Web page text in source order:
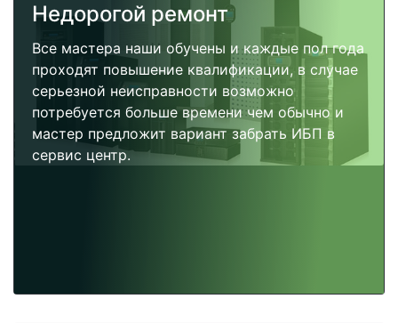
Недорогой ремонт
Все мастера наши обучены и каждые пол года
проходят повышение квалификации, в случае
серьезной неисправности возможно
потребуется больше времени чем обычно и
мастер предложит вариант забрать ИБП в
сервис центр.